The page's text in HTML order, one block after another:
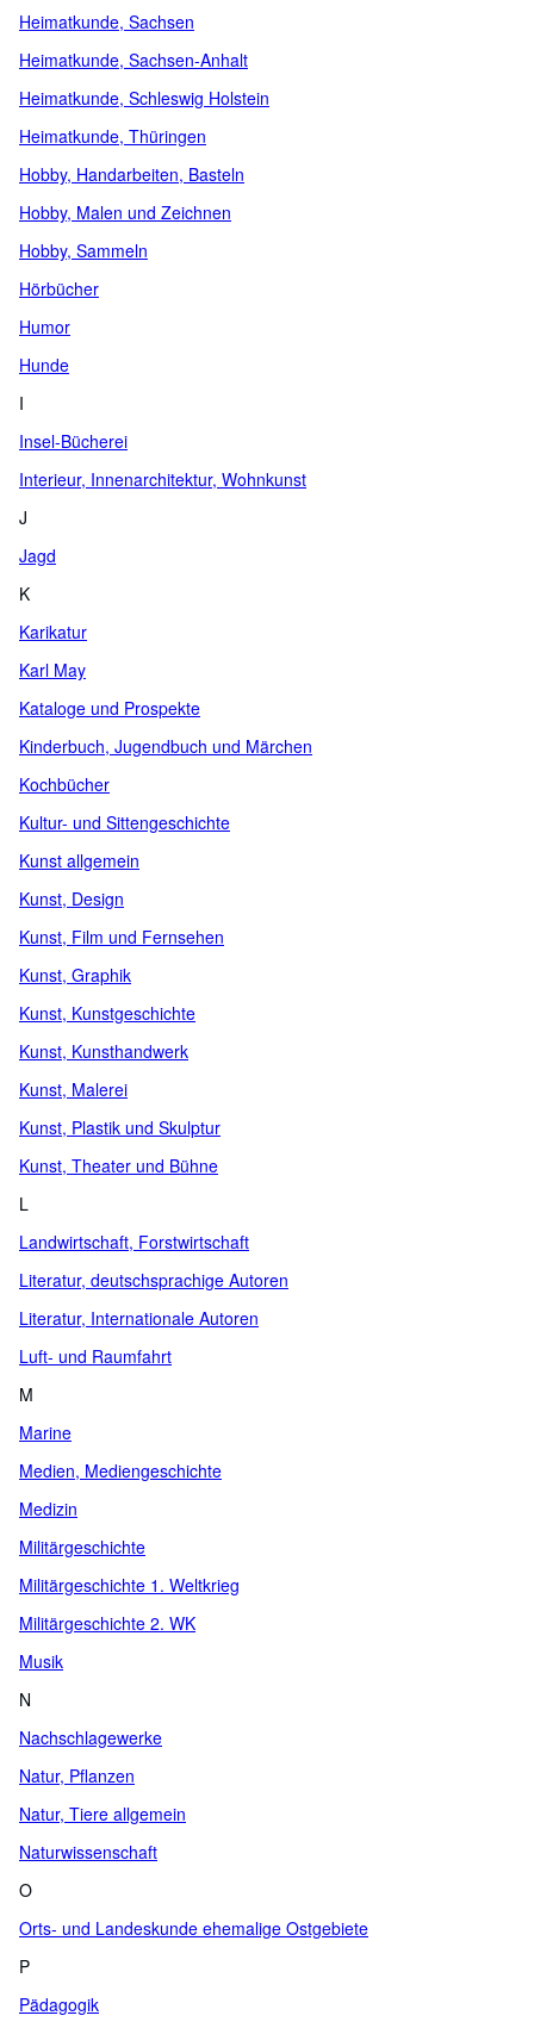
Heimatkunde, Sachsen
Heimatkunde, Sachsen-Anhalt
Heimatkunde, Schleswig Holstein
Heimatkunde, Thüringen
Hobby, Handarbeiten, Basteln
Hobby, Malen und Zeichnen
Hobby, Sammeln
Hörbücher
Humor
Hunde
I
Insel-Bücherei
Interieur, Innenarchitektur, Wohnkunst
J
Jagd
K
Karikatur
Karl May
Kataloge und Prospekte
Kinderbuch, Jugendbuch und Märchen
Kochbücher
Kultur- und Sittengeschichte
Kunst allgemein
Kunst, Design
Kunst, Film und Fernsehen
Kunst, Graphik
Kunst, Kunstgeschichte
Kunst, Kunsthandwerk
Kunst, Malerei
Kunst, Plastik und Skulptur
Kunst, Theater und Bühne
L
Landwirtschaft, Forstwirtschaft
Literatur, deutschsprachige Autoren
Literatur, Internationale Autoren
Luft- und Raumfahrt
M
Marine
Medien, Mediengeschichte
Medizin
Militärgeschichte
Militärgeschichte 1. Weltkrieg
Militärgeschichte 2. WK
Musik
N
Nachschlagewerke
Natur, Pflanzen
Natur, Tiere allgemein
Naturwissenschaft
O
Orts- und Landeskunde ehemalige Ostgebiete
P
Pädagogik